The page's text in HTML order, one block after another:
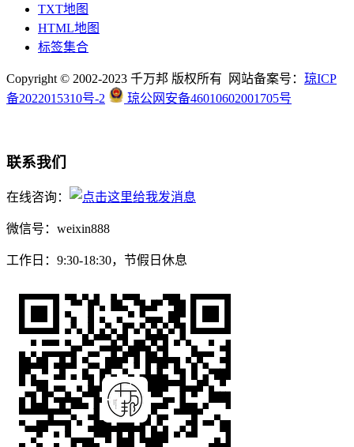
TXT地图
HTML地图
标签集合
Copyright © 2002-2023 千万邦 版权所有 网站备案号： 琼ICP
备2022015310号-2
琼公网安备46010602001705号
联系我们
在线咨询：
微信号：weixin888
工作日：9:30-18:30，节假日休息